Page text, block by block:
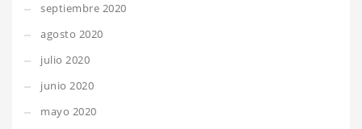
septiembre 2020
agosto 2020
julio 2020
junio 2020
mayo 2020